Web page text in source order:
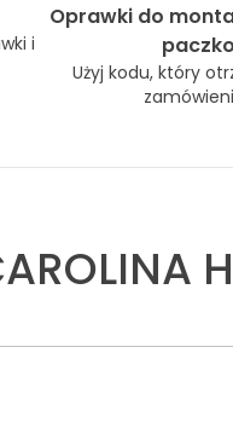
i
Oprawki do
Użyj kodu, który